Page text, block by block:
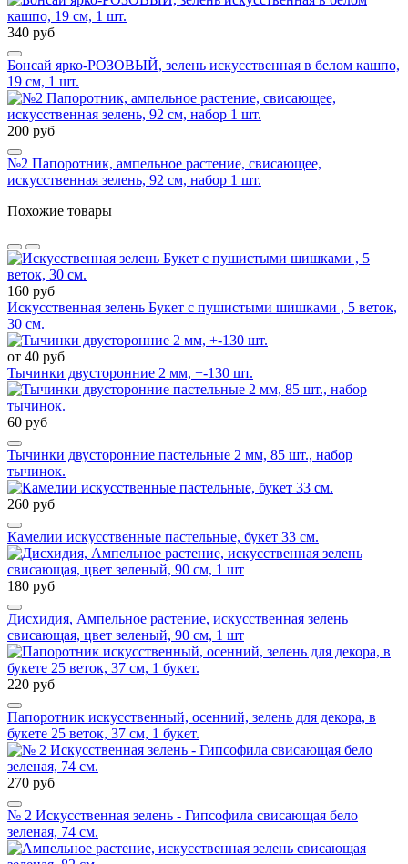
340 руб
Бонсай ярко-РОЗОВЫЙ, зелень искусственная в белом кашпо,
19 см, 1 шт.
200 руб
№2 Папоротник, ампельное растение, свисающее,
искусственная зелень, 92 см, набор 1 шт.
Похожие товары
160 руб
Искусственная зелень Букет с пушистыми шишками , 5 веток,
30 см.
от 40 руб
Тычинки двусторонние 2 мм, +-130 шт.
60 руб
Тычинки двусторонние пастельные 2 мм, 85 шт., набор
тычинок.
260 руб
Камелии искусственные пастельные, букет 33 см.
180 руб
Дисхидия, Ампельное растение, искусственная зелень
свисающая, цвет зеленый, 90 см, 1 шт
220 руб
Папоротник искусственный, осенний, зелень для декора, в
букете 25 веток, 37 см, 1 букет.
270 руб
№ 2 Искусственная зелень - Гипсофила свисающая бело
зеленая, 74 см.